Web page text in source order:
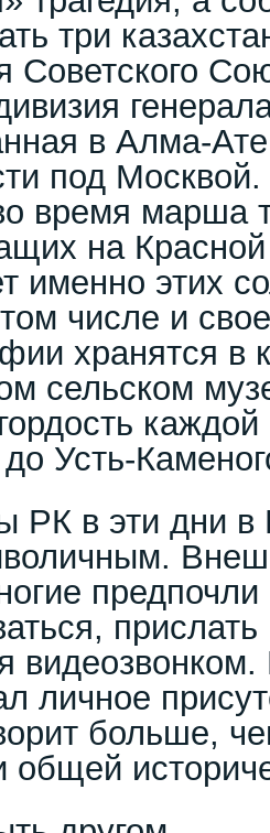
три
Советского
в Алма-
под
время марша
на
именно этих
числе и
хранятся в
сельском
каждой
Усть-
РК в эти дни в
личное
больше,
общей